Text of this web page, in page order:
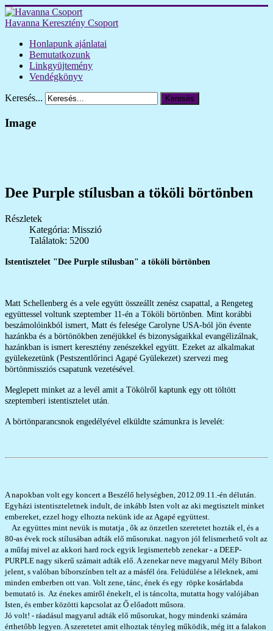
Havanna Keresztény Csoport
Honlapunk ajánlatai
Bemutatkozunk
Linkgyüjtemény
Vendégkönyv
Keresés... Keresés
Image
Dee Purple stílusban a tököli börtönben
Részletek
Kategória: Misszió
Találatok: 5200
Istentisztelet "Dee Purple stílusban" a tököli börtönben
Matt Schellenberg és a vele együtt összeállt zenész csapattal, a Rengeteg
együttessel voltunk szeptember 11-én a Tököli börtönben. Mint korábbi
beszámolóinkból ismert, Matt és felesége Carolyne USA-ból jön évente
hazánkba és a börtönökben zenéjükkel és bizonyságaikkal evangélizálnak,
hazánkban is ismert keresztény zenészekkel együtt. Ezeket az alkalmakat
gyülekezetünk (Pestszentlőrinci Agapé Gyülekezet) szervezi meg
börtönmissziós csapatunk vezetésével.
Meglepett minket az a levél amit a Tökölről kaptunk egy ott töltött
szeptemberi istentisztelet után.
A börtönparancsnok engedélyével elküldte számunkra is levelét:
A napokban volt egy koncert a Beszélő helységben, 2012.09.11.-én délután.
Egyházi istentiszteletnek indult, de inkább Isten volt az aki megtisztelt minket
embereket, ezzel hogy elhozta nekünk ide az Agapé együttest.
Az együttes mint nevük is mutatja , ők az önzetlen szeretetet hozták el, és a
80-as évek rock stílusában adták elő műsorukat. nagyon jól felismerhető volt az
a műfaj mivel az akkori hard rock egyik legismertebb zenekar - a DEEP-
PURPLE nagy sikerű számait adták elő. A zenekar neve magyarul Mély Bíbort
jelent, s valóban bíborszínben telt az a másfél óra. Felüdülése a léleknek, ami
minden emberben ott van. Volt zene, tánc, ének és egy röpke kosárlabda
bemutató is. Az énekes amiről énekelt, el is táncolta, mutatta hogy valójában
Isten, és ember közötti kapcsolat az Ő előadott műsora.
Jó volt! - ráadásul magyarul adták elő műsorukat, hogy mindenki számára
érthetőbb legyen. A szeretetet amit elhoztak tényleg működik, még itt a falakon